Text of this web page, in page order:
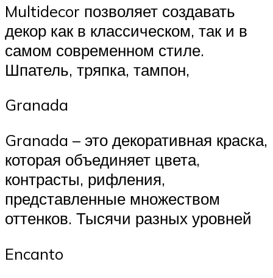
Multidecor позволяет создавать
декор как в классическом, так и в
самом современном стиле.
Шпатель, тряпка, тампон,
Granada
Granada – это декоративная краска,
которая объединяет цвета,
контрасты, рифления,
представленные множеством
оттенков. Тысячи разных уровней
Encanto